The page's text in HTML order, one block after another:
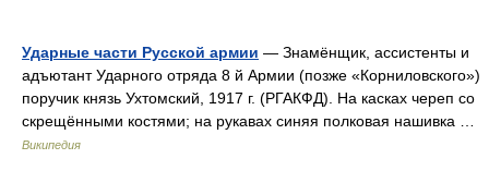
Ударные части Русской армии — Знамёнщик, ассистенты и
адъютант Ударного отряда 8 й Армии (позже «Корниловского»)
поручик князь Ухтомский, 1917 г. (РГАКФД). На касках череп со
скрещёнными костями; на рукавах синяя полковая нашивка …
Википедия